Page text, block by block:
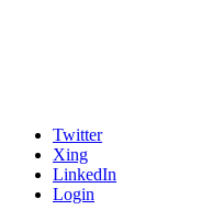
Twitter
Xing
LinkedIn
Login